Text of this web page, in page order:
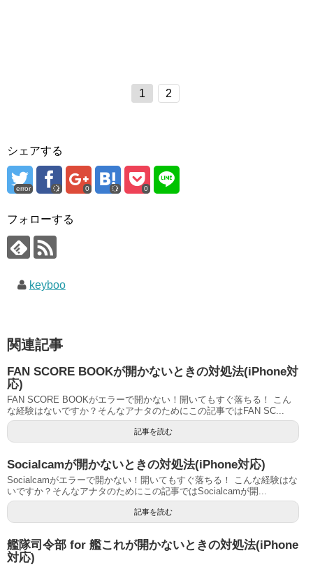
1 2
シェアする
error 0 0
フォローする
keyboo
関連記事
FAN SCORE BOOKが開かないときの対処法(iPhone対
応)
FAN SCORE BOOKがエラーで開かない！開いてもすぐ落ちる！ こん
な経験はないですか？そんなアナタのためにこの記事ではFAN SC...
記事を読む
Socialcamが開かないときの対処法(iPhone対応)
Socialcamがエラーで開かない！開いてもすぐ落ちる！ こんな経験はな
いですか？そんなアナタのためにこの記事ではSocialcamが開...
記事を読む
艦隊司令部 for 艦これが開かないときの対処法(iPhone
対応)